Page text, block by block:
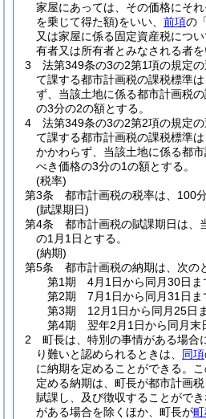
家屋にあっては、その価格にそ
を乗じて得た額)をいい、 前項の
又は家屋に係る固定資産税につ
有者又は所有者とみなされる者を
3
法第349条の3の2第1項の規定
て課する都市計画税の課税標準は
ず、当該土地に係る都市計画税
の3分の2の額とする。
4
法第349条の3の2第2項の規定
て課する都市計画税の課税標準は
かかわらず、当該土地に係る都
べき価格の3分の1の額とする。
(税率)
第3条
都市計画税の税率は、100
(賦課期日)
第4条
都市計画税の賦課期日は、
の1月1日とする。
(納期)
第5条
都市計画税の納期は、次の
第1期 4月1日から同月30日ま
第2期 7月1日から同月31日ま
第3期 12月1日から同月25日
第4期 翌年2月1日から同月末
2
町長は、特別の事情がある場合
り難いと認められるときは、 同項
に納期を定めることができる。
定める納期は、町長が都市計画
賦課し、及び徴収することがで
がある場合を除くほか、町長が